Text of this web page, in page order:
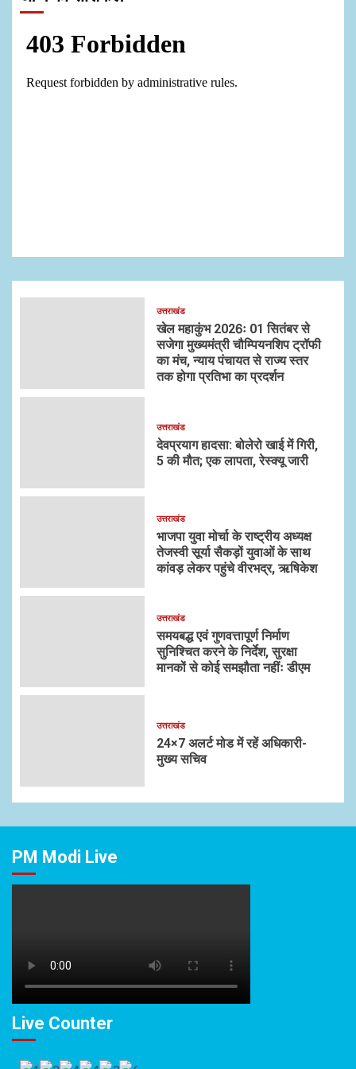
उत्तराखंड
खेल महाकुंभ 2026ः 01 सितंबर से
सजेगा मुख्यमंत्री चौम्पियनशिप ट्रॉफी
का मंच, न्याय पंचायत से राज्य स्तर
तक होगा प्रतिभा का प्रदर्शन
उत्तराखंड
देवप्रयाग हादसा: बोलेरो खाई में गिरी,
5 की मौत; एक लापता, रेस्क्यू जारी
उत्तराखंड
भाजपा युवा मोर्चा के राष्ट्रीय अध्यक्ष
तेजस्वी सूर्या सैकड़ों युवाओं के साथ
कांवड़ लेकर पहुंचे वीरभद्र, ऋषिकेश
उत्तराखंड
समयबद्ध एवं गुणवत्तापूर्ण निर्माण
सुनिश्चित करने के निर्देश, सुरक्षा
मानकों से कोई समझौता नहींः डीएम
उत्तराखंड
24×7 अलर्ट मोड में रहें अधिकारी-
मुख्य सचिव
PM Modi Live
Live Counter